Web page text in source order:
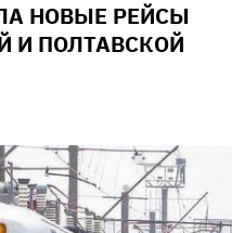
НОВЫЕ РЕЙСЫ
И ПОЛТАВСКОЙ